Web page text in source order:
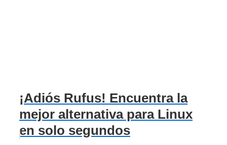
¡Adiós Rufus! Encuentra la
mejor alternativa para Linux
en solo segundos